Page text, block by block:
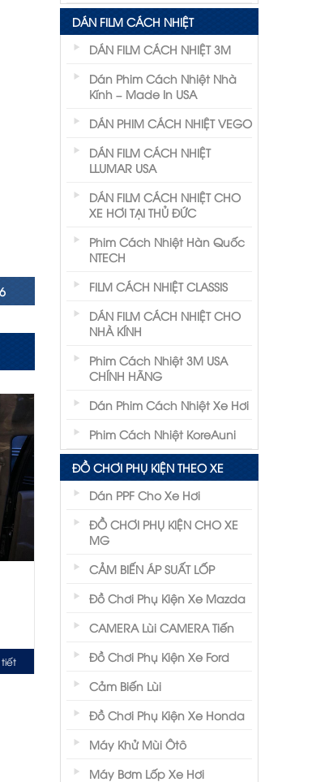
tiết
DÁN FILM CÁCH NHIỆT
DÁN FILM CÁCH NHIỆT 3M
Dán Phim Cách Nhiệt Nhà
Kính – Made In USA
DÁN PHIM CÁCH NHIỆT VEGO
DÁN FILM CÁCH NHIỆT
LLUMAR USA
DÁN FILM CÁCH NHIỆT CHO
XE HƠI TẠI THỦ ĐỨC
Phim Cách Nhiệt Hàn Quốc
NTECH
FILM CÁCH NHIỆT CLASSIS
DÁN FILM CÁCH NHIỆT CHO
NHÀ KÍNH
Phim Cách Nhiệt 3M USA
CHÍNH HÃNG
Dán Phim Cách Nhiệt Xe Hơi
Phim Cách Nhiệt KoreAuni
ĐỒ CHƠI PHỤ KIỆN THEO XE
Dán PPF Cho Xe Hơi
ĐỒ CHƠI PHỤ KIỆN CHO XE
MG
CẢM BIẾN ÁP SUẤT LỐP
Đồ Chơi Phụ Kiện Xe Mazda
CAMERA Lùi CAMERA Tiến
Đồ Chơi Phụ Kiện Xe Ford
Cảm Biến Lùi
Đồ Chơi Phụ Kiện Xe Honda
Máy Khử Mùi Ôtô
Máy Bơm Lốp Xe Hơi